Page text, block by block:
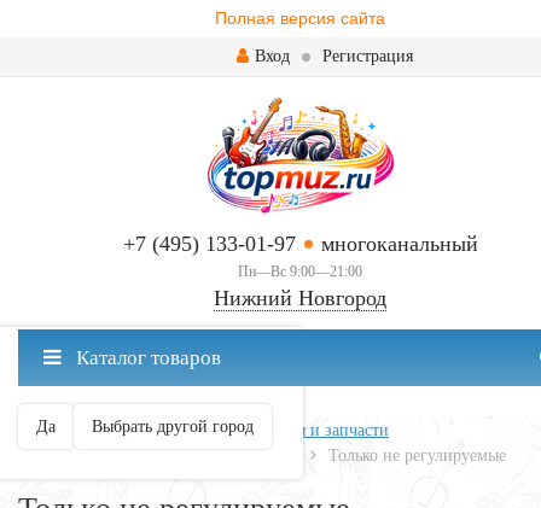
Полная версия сайта
Вход Регистрация
+7 (495) 133-01-97 многоканальный
Пн—Вс 9:00—21:00
Нижний Новгород
Нижний Новгород ваш город?
Да Выбрать другой город
Каталог товаров
Главная Клавишные
Аксессуары и запчасти
Только не регулируемые